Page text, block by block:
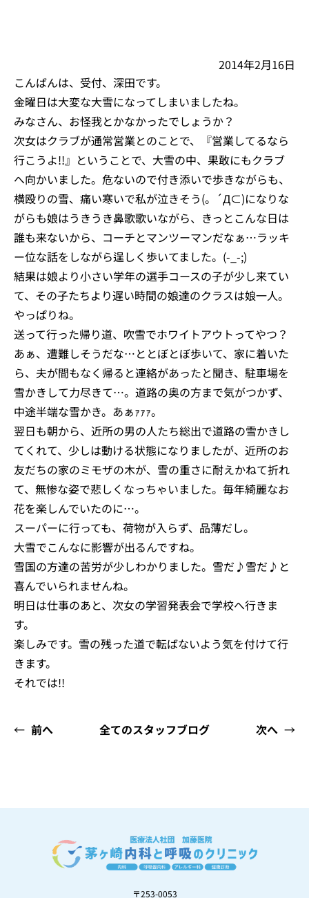
2014年2月16日
こんばんは、受付、深田です。
金曜日は大変な大雪になってしまいましたね。
みなさん、お怪我とかなかったでしょうか？
次女はクラブが通常営業とのことで、『営業してるなら
行こうよ!!』ということで、大雪の中、果敢にもクラブ
へ向かいました。危ないので付き添いで歩きながらも、
横殴りの雪、痛い寒いで私が泣きそう(。´Д⊂)になりな
がらも娘はうきうき鼻歌歌いながら、きっとこんな日は
誰も来ないから、コーチとマンツーマンだなぁ…ラッキ
ー位な話をしながら逞しく歩いてました。(-_-;)
結果は娘より小さい学年の選手コースの子が少し来てい
て、その子たちより遅い時間の娘達のクラスは娘一人。
やっぱりね。
送って行った帰り道、吹雪でホワイトアウトってやつ？
あぁ、遭難しそうだな…ととぼとぼ歩いて、家に着いた
ら、夫が間もなく帰ると連絡があったと聞き、駐車場を
雪かきして力尽きて…。道路の奥の方まで気がつかず、
中途半端な雪かき。あぁｧｧｧ。
翌日も朝から、近所の男の人たち総出で道路の雪かきし
てくれて、少しは動ける状態になりましたが、近所のお
友だちの家のミモザの木が、雪の重さに耐えかねて折れ
て、無惨な姿で悲しくなっちゃいました。毎年綺麗なお
花を楽しんでいたのに…。
スーパーに行っても、荷物が入らず、品薄だし。
大雪でこんなに影響が出るんですね。
雪国の方達の苦労が少しわかりました。雪だ♪雪だ♪と
喜んでいられませんね。
明日は仕事のあと、次女の学習発表会で学校へ行きま
す。
楽しみです。雪の残った道で転ばないよう気を付けて行
きます。
それでは!!
← 前へ 全てのスタッフブログ 次へ →
〒253-0053